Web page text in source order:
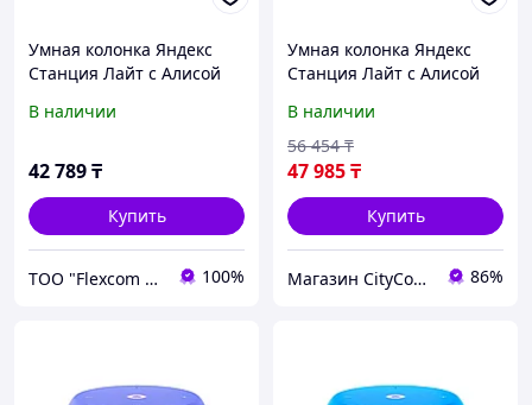
Умная колонка Яндекс
Станция Лайт с Алисой
Розовый
В наличии
42 789₸
Купить
ТОО "Flexcom LTD" 100%
Умная колонка Яндекс
Станция Лайт с Алисой
Фиолетовый
В наличии
47 985₸
56 454 ₸
Купить
Магазин CityCom.kz +7-727-250-1209 86%